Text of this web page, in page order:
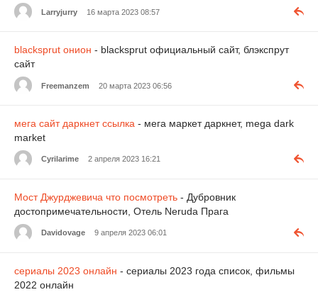
Larryjurry 16 марта 2023 08:57
blacksprut онион - blacksprut официальный сайт, блэкспрут
сайт
Freemanzem 20 марта 2023 06:56
мега сайт даркнет ссылка - мега маркет даркнет, mega dark
market
Cyrilarime 2 апреля 2023 16:21
Мост Джурджевича что посмотреть - Дубровник
достопримечательности, Отель Neruda Прага
Davidovage 9 апреля 2023 06:01
сериалы 2023 онлайн - сериалы 2023 года список, фильмы
2022 онлайн